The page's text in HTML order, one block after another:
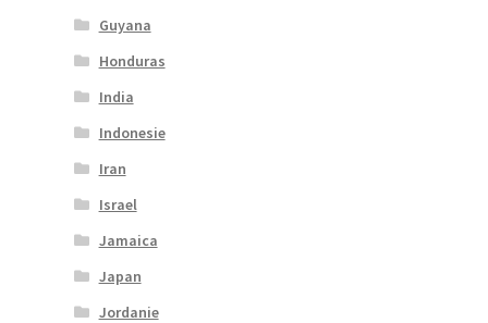
Guyana
Honduras
India
Indonesie
Iran
Israel
Jamaica
Japan
Jordanie